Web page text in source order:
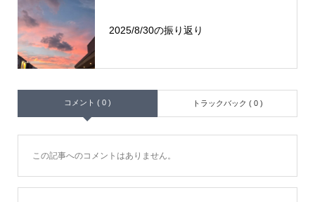
2025/8/30の振り返り
コメント ( 0 ) トラックバック ( 0 )
この記事へのコメントはありません。